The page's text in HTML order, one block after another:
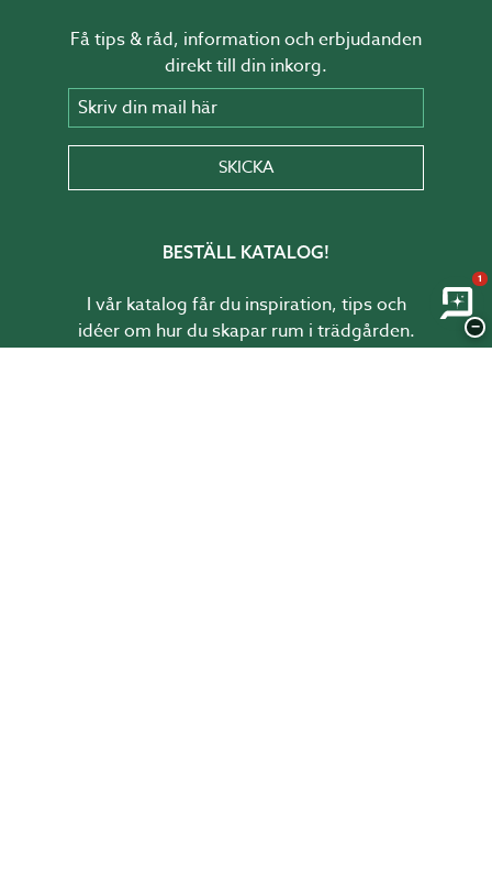
Få tips & råd, information och erbjudanden
direkt till din inkorg.
Skriv din mail här
SKICKA
BESTÄLL KATALOG!
I vår katalog får du inspiration, tips och
idéer om hur du skapar rum i trädgården.
1
−